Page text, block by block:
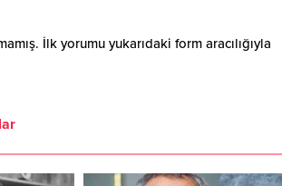
İlk yorumu yukarıdaki form aracılığıyla